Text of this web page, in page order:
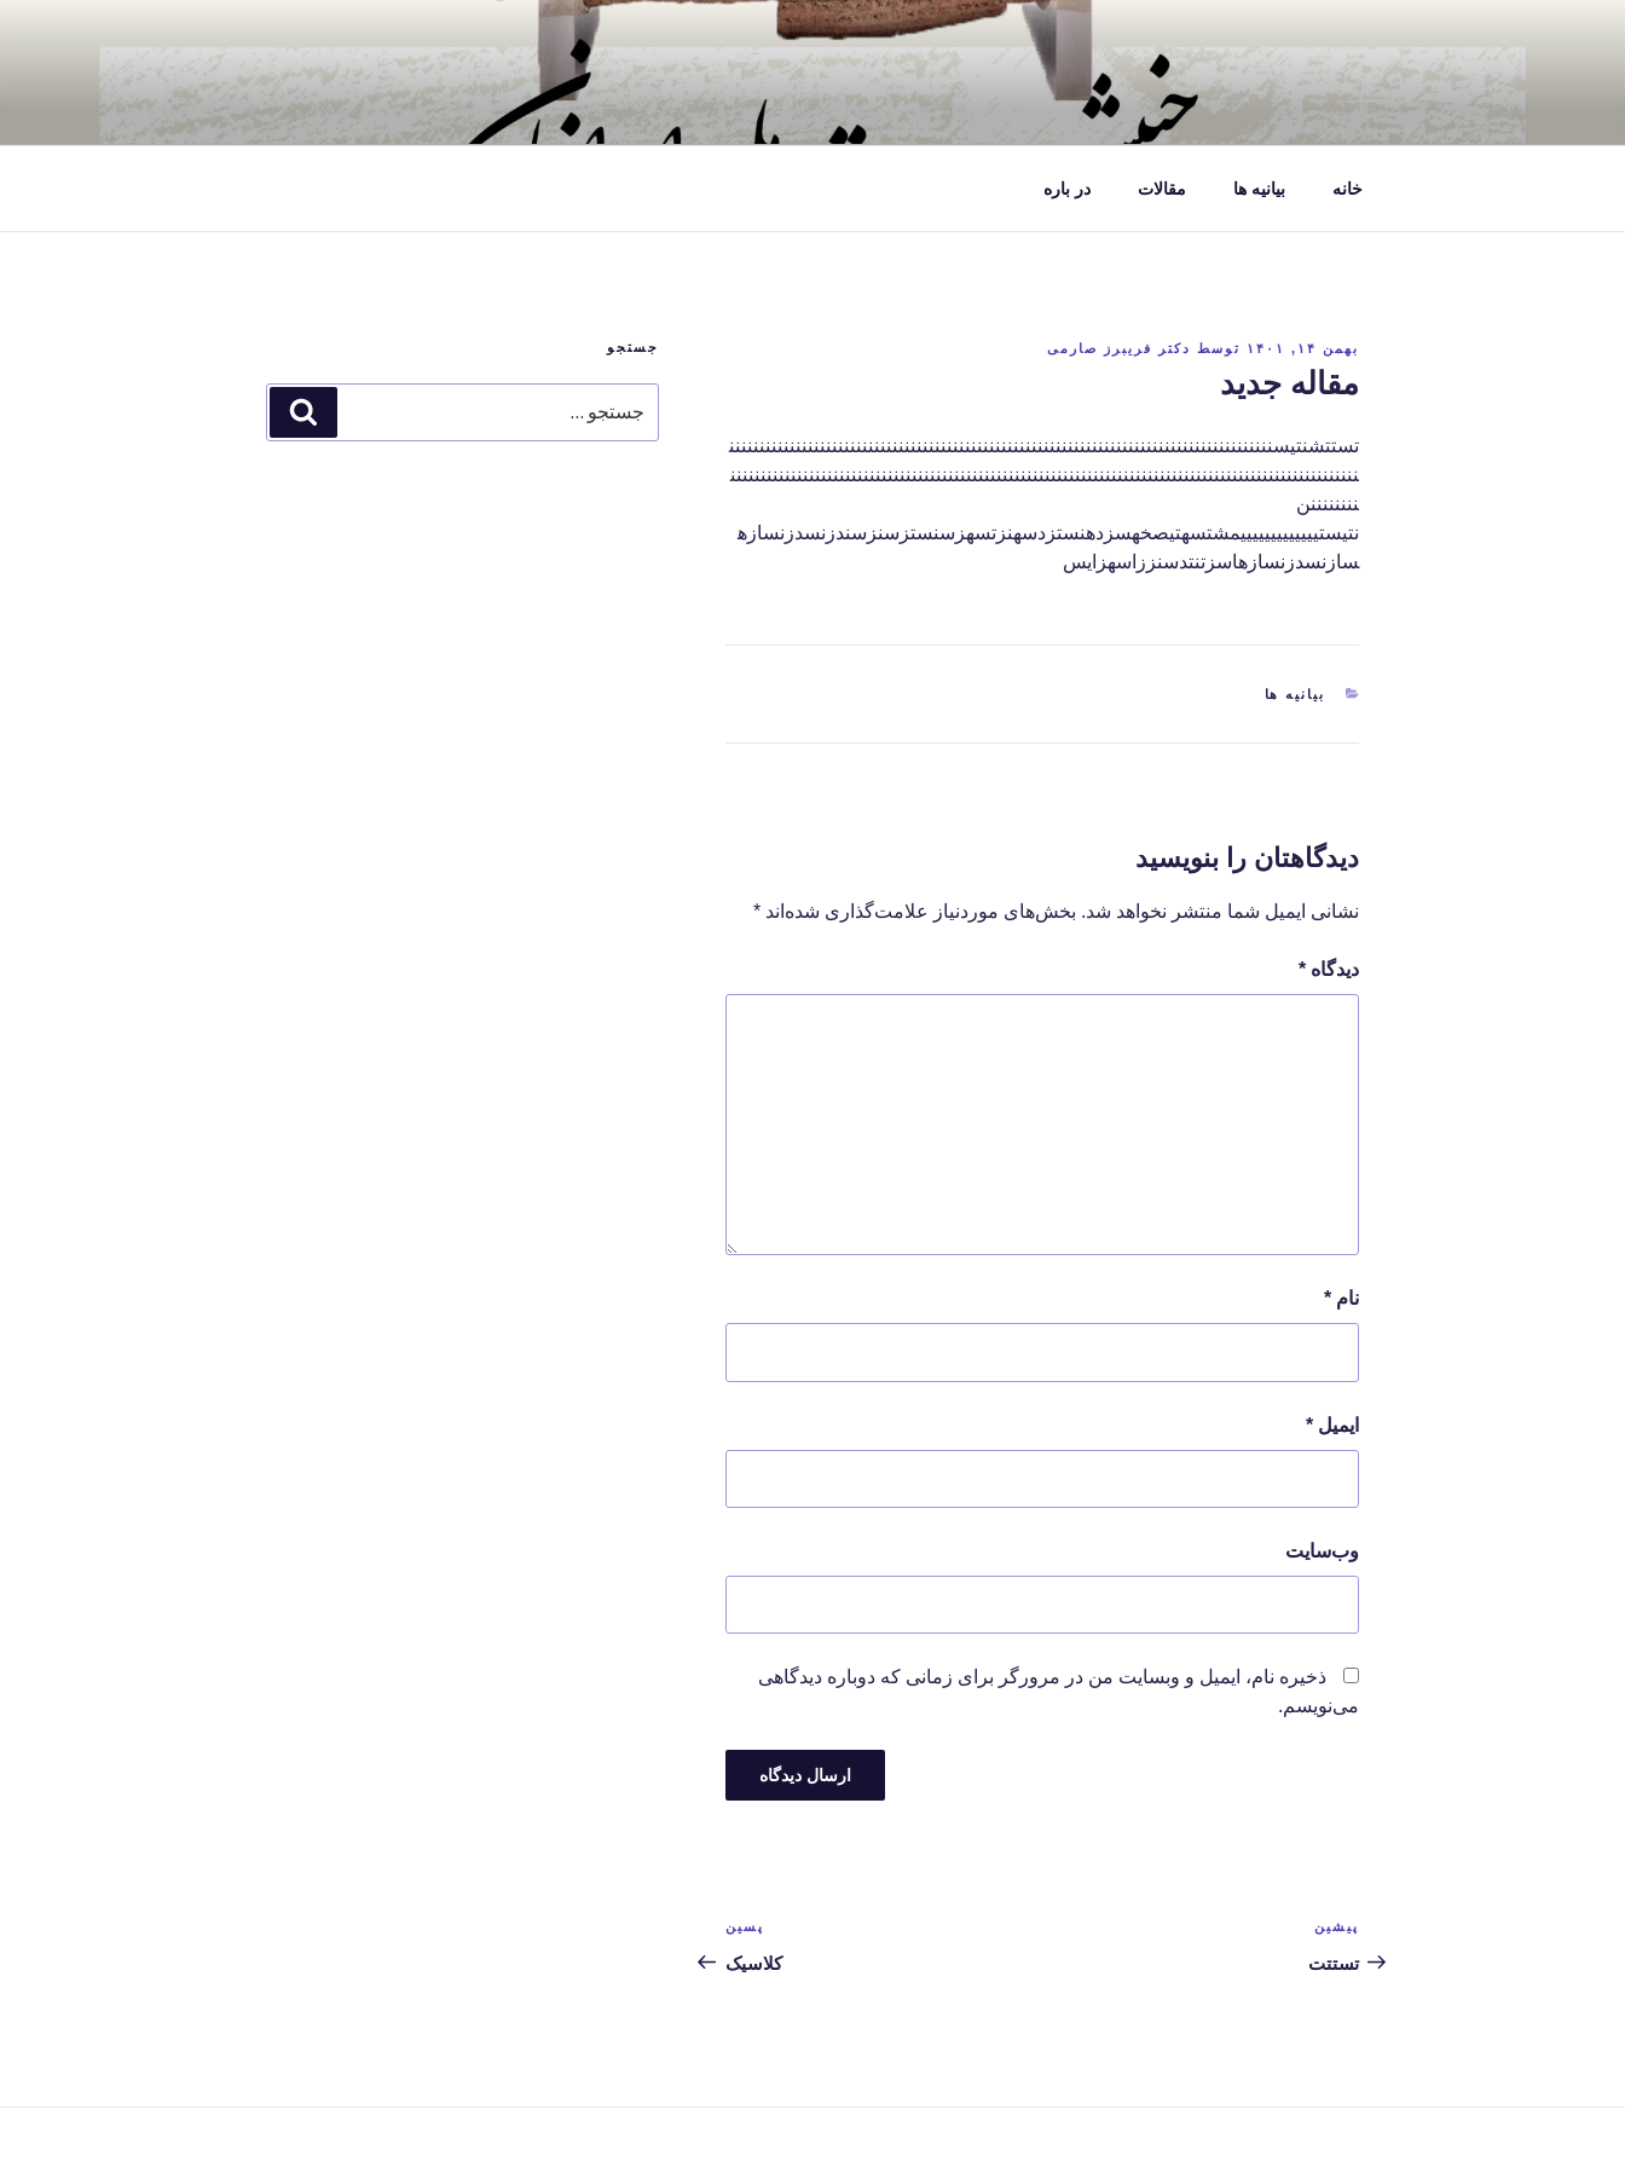
خانه بیانیه ها مقالات در باره
نوشته‌شده
بهمن ۱۴, ۱۴۰۱ توسط دکتر فریبرز صارمی
مقاله جدید
تستتشنتیسنننننننننننننننننننننننننننننننننننننننننننننننننننننننننننننننننننننننننننننننننننننننننن
نننننننننننننننننننننننننننننننننننننننننننننننننننننننننننننننننننننننننننننننننننننننننننننننننننننننن
ننننننننن
نتیستیییییییییییییمشتسهتیصخهسزدهنستزدسهنزتسهزسنستزسنزسندزنسدزنسازه
سازنسدزنسازهاسزتنتدسنززاسهزایس
دسته‌ها
بیانیه ها
دیدگاهتان را بنویسید
نشانی ایمیل شما منتشر نخواهد شد. بخش‌های موردنیاز علامت‌گذاری شده‌اند *
دیدگاه *
نام *
ایمیل *
وب‌سایت
ذخیره نام، ایمیل و وبسایت من در مرورگر برای زمانی که دوباره دیدگاهی
می‌نویسم.
راهبری
نوشته‌ها
نوشته
قبلی
پیشین
تستتت
نوشته‌ی
بعدی
پسین
کلاسیک
جستجو
برای
جستجو